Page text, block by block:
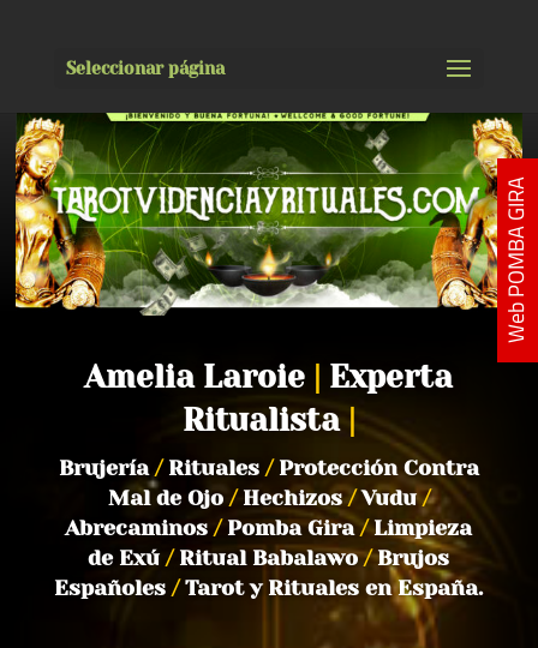
Seleccionar página
Amelia Laroie
Experta
Ritualista
Brujería /Rituales /Protección Contra
Mal de Ojo /Hechizos/Vudu/
Abrecaminos/Pomba Gira/Limpieza
de Exú/Ritual Babalawo/Brujos
Españoles/Tarot y Rituales en España.
Web POMBA GIRA